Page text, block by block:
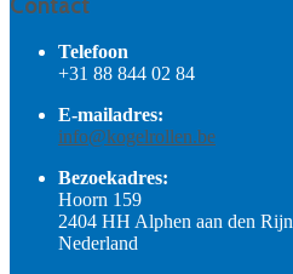
Telefoon
+31 88 844 02 84
E-mailadres:
info@kogelrollen.be
Bezoekadres:
Hoorn 159
2404 HH Alphen aan den Rijn
Nederland